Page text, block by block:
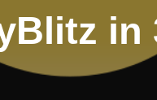
in